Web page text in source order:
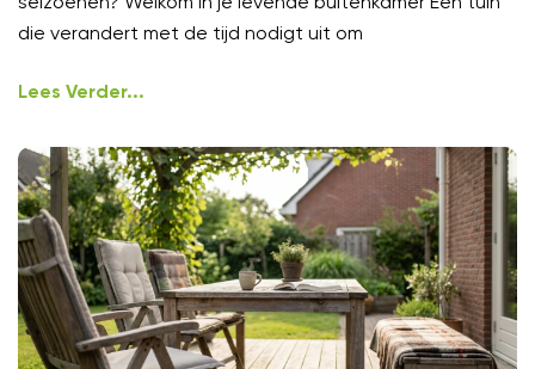
die verandert met de tijd nodigt uit om
Lees Verder...